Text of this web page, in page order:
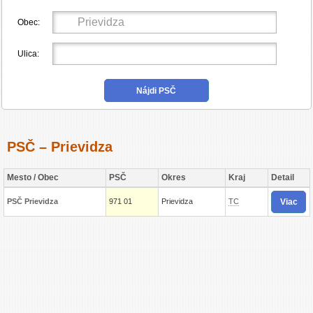
Obec:
Ulica:
PSČ – Prievidza
Mesto / Obec PSČ Okres Kraj Detail
PSČ Prievidza 971 01 Prievidza TC Viac